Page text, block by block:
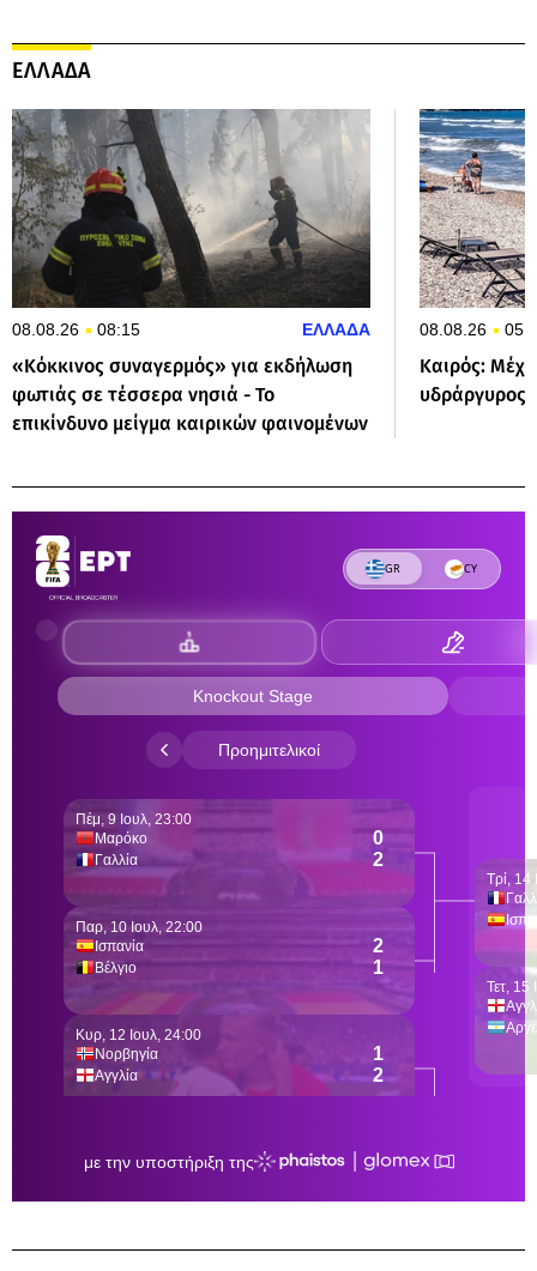
ΕΛΛΑΔΑ
08.08.26 08:15 ΕΛΛΑΔΑ
«Κόκκινος συναγερμός» για εκδήλωση
φωτιάς σε τέσσερα νησιά - Το
επικίνδυνο μείγμα καιρικών φαινομένων
08.08.26
Καιρός:
υδράργυρος